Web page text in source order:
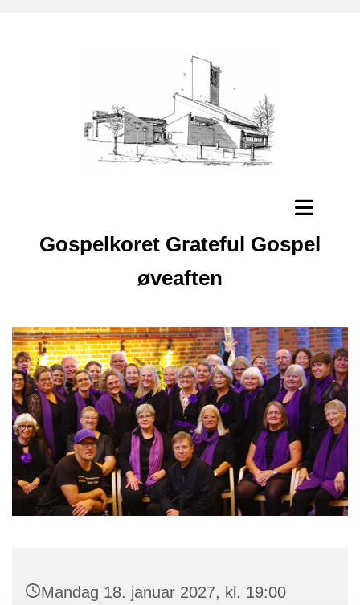
Gospelkoret Grateful Gospel
øveaften
Mandag 18. januar 2027, kl. 19:00